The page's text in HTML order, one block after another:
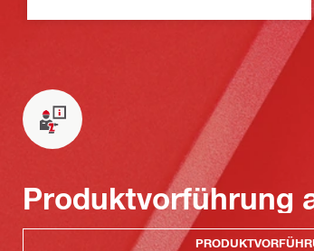
Produktvorführung